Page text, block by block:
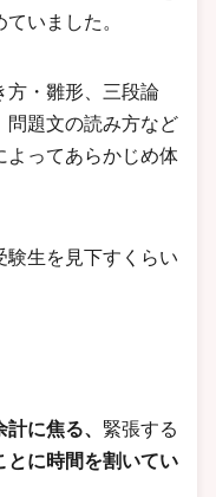
いました。
方・雛形、三段論
問題文の読み方など
よってあらかじめ体
験生を見下すくらい
に焦る、 緊張する
とに時間を割いてい